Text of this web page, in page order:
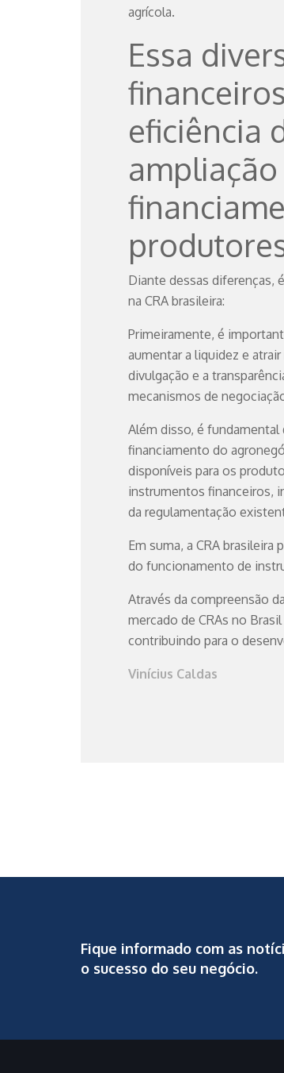
agrícola.
Essa
eficiência
Diante dessas diferenças,
na CRA brasileira:
Primeiramente, é
aumentar a liquidez e
divulgação e a
mecanismos de
Além disso, é
financiamento do
disponíveis para os
instrumentos financeiros,
da regulamentação
Em suma, a CRA
do funcionamento de
Através da compreensão
mercado de CRAs no
contribuindo para o
Vinícius Caldas
Fique informado com as
o sucesso do seu negócio.